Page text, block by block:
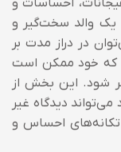
والد سخت‌گیر و
در دراز مدت بر
که خود ممکن است
شود. این بخش از
دیدگاه غیر
احساس و